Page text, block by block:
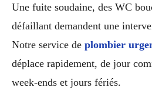
Une fuite soudaine, des WC
défaillant demandent une
Notre service de plombier
déplace rapidement, de jour
week-ends et jours fériés.